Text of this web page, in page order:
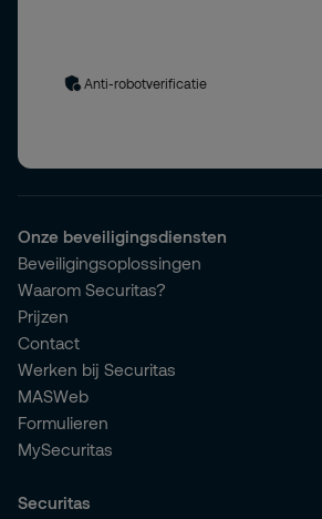
Anti-robotverificatie
Onze beveiligingsdiensten
Beveiligingsoplossingen
Waarom Securitas?
Prijzen
Contact
Werken bij Securitas
MASWeb
Formulieren
MySecuritas
Securitas